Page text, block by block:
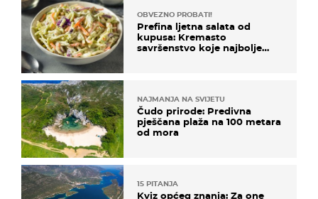
OBVEZNO PROBATI!
Prefina ljetna salata od
kupusa: Kremasto
savršenstvo koje najbolje
NAJMANJA NA SVIJETU
Čudo prirode: Predivna
pješčana plaža na 100 metara
od mora
15 PITANJA
Kviz općeg znanja: Za one